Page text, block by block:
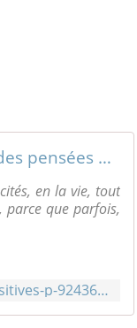
le livre des pensées positives - TheBookEdition
en la vie, tout
parce que parfois,
http://www.thebookedition.com/fr/le-livre-des-pensees-positives-p-92436.html